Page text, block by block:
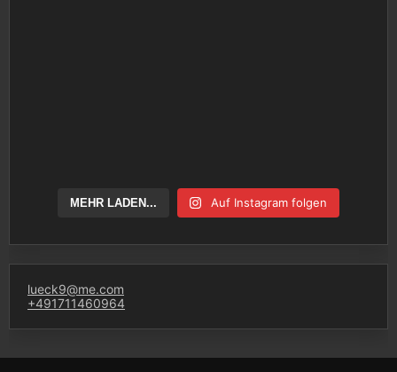
MEHR LADEN... Auf Instagram folgen
lueck9@me.com
+491711460964